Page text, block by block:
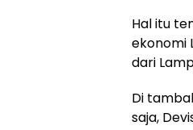
Hal itu
ekonomi
dari
Di
saja,